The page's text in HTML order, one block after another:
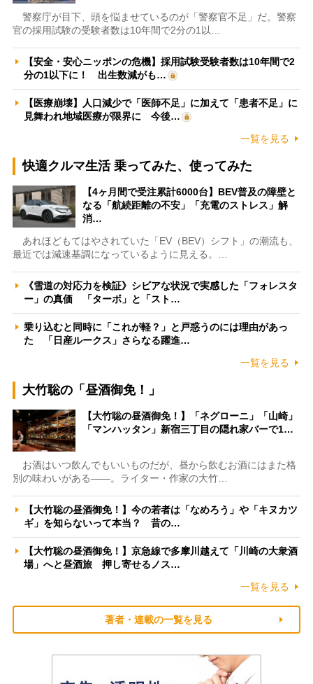
警察庁が目下、頭を悩ませているのが「警察官不足」だ。警察
官の採用試験の受験者数は10年間で2分の1以…
【安全・安心ニッポンの危機】採用試験受験者数は10年間で2
分の1以下に！ 出生数減がも…
【医療崩壊】人口減少で「医師不足」に加えて「患者不足」に
見舞われ地域医療が限界に 今後…
一覧を見る
快適クルマ生活 乗ってみた、使ってみた
【4ヶ月間で受注累計6000台】BEV普及の障壁と
なる「航続距離の不安」「充電のストレス」解
消…
あれほどもてはやされていた「EV（BEV）シフト」の潮流も、
最近では減速基調になっているように見える。…
《雪道の対応力を検証》シビアな状況で実感した「フォレスタ
ー」の真価 「ターボ」と「スト…
乗り込むと同時に「これが軽？」と戸惑うのには理由があっ
た 「日産ルークス」さらなる躍進…
一覧を見る
大竹聡の「昼酒御免！」
【大竹聡の昼酒御免！】「ネグローニ」「山崎」
「マンハッタン」新宿三丁目の隠れ家バーで1…
お酒はいつ飲んでもいいものだが、昼から飲むお酒にはまた格
別の味わいがある――。ライター・作家の大竹…
【大竹聡の昼酒御免！】今の若者は「なめろう」や「キヌカツ
ギ」を知らないって本当？ 昔の…
【大竹聡の昼酒御免！】京急線で多摩川越えて「川崎の大衆酒
場」へと昼酒旅 押し寄せるノス…
一覧を見る
著者・連載の一覧を見る